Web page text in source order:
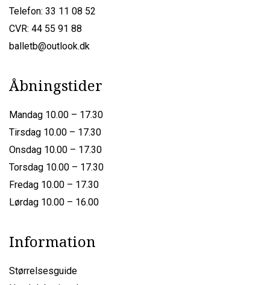
Telefon: 33 11 08 52
CVR: 44 55 91 88
balletb@outlook.dk
Åbningstider
Mandag 10.00 – 17.30
Tirsdag 10.00 – 17.30
Onsdag 10.00 – 17.30
Torsdag 10.00 – 17.30
Fredag 10.00 – 17.30
Lørdag 10.00 – 16.00
Information
Størrelsesguide